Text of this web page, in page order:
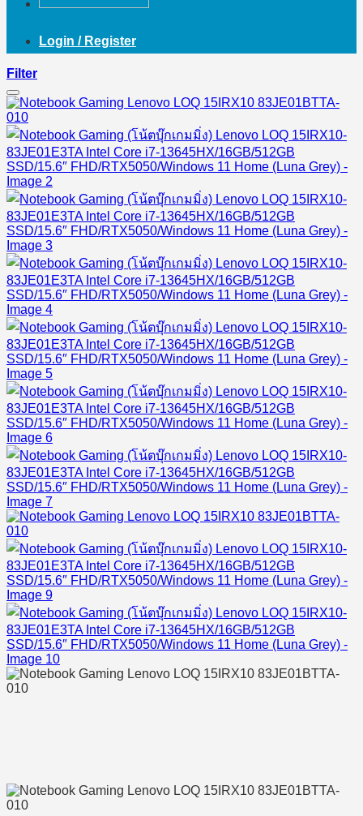
Login / Register
Filter